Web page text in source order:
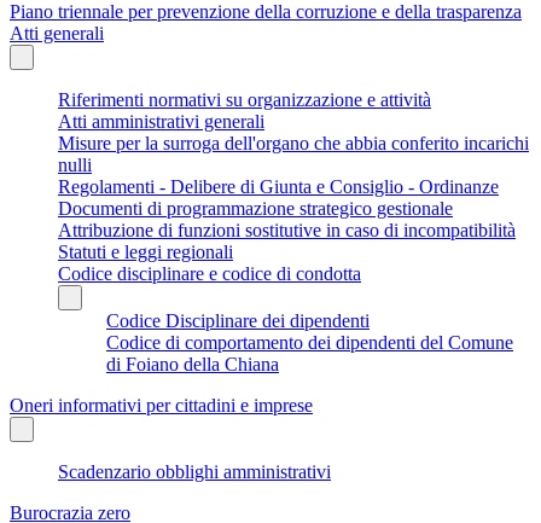
Piano triennale per prevenzione della corruzione e della trasparenza
Atti generali
Riferimenti normativi su organizzazione e attività
Atti amministrativi generali
Misure per la surroga dell'organo che abbia conferito incarichi
nulli
Regolamenti - Delibere di Giunta e Consiglio - Ordinanze
Documenti di programmazione strategico gestionale
Attribuzione di funzioni sostitutive in caso di incompatibilità
Statuti e leggi regionali
Codice disciplinare e codice di condotta
Codice Disciplinare dei dipendenti
Codice di comportamento dei dipendenti del Comune
di Foiano della Chiana
Oneri informativi per cittadini e imprese
Scadenzario obblighi amministrativi
Burocrazia zero